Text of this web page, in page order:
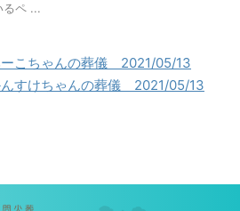
るペ ...
ーこちゃんの葬儀 2021/05/13
んすけちゃんの葬儀 2021/05/13